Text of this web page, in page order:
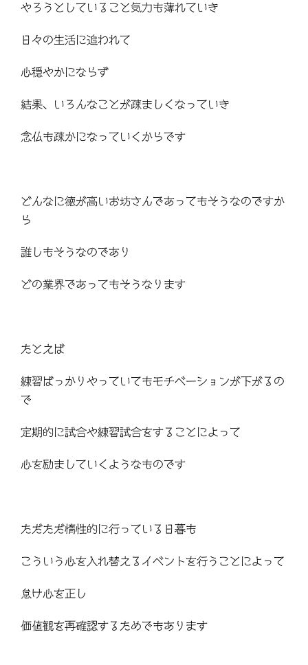
やろうとしていること気力も薄れていき
日々の生活に追われて
心穏やかにならず
結果、いろんなことが疎ましくなっていき
念仏も疎かになっていくからです
どんなに徳が高いお坊さんであってもそうなのですか
ら
誰しもそうなのであり
どの業界であってもそうなります
たとえば
練習ばっかりやっていてもモチベーションが下がるの
で
定期的に試合や練習試合をすることによって
心を励ましていくようなものです
ただただ惰性的に行っている日暮も
こういう心を入れ替えるイベントを行うことによって
怠け心を正し
価値観を再確認するためでもあります